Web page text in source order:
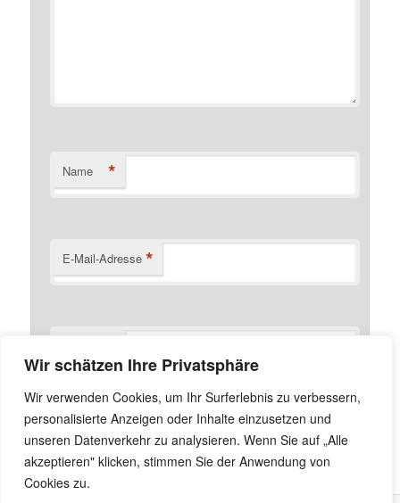
Wir schätzen Ihre Privatsphäre
Wir verwenden Cookies, um Ihr Surferlebnis zu verbessern,
personalisierte Anzeigen oder Inhalte einzusetzen und
unseren Datenverkehr zu analysieren. Wenn Sie auf „Alle
akzeptieren" klicken, stimmen Sie der Anwendung von
Cookies zu.
Name *
E-Mail-Adresse *
Name, E-Mail-Adresse und Website in diesem Browser
für meinen nächsten Kommentar speichern.